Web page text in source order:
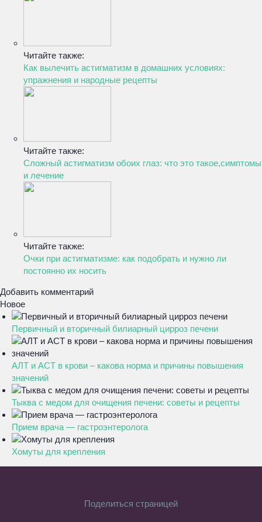
Читайте также:
Как вылечить астигматизм в домашних условиях:
упражнения и народные рецепты
Читайте также:
Сложный астигматизм обоих глаз: что это такое,симптомы
и лечение
Читайте также:
Очки при астигматизме: как подобрать и нужно ли
постоянно их носить
Добавить комментарий
Новое
Первичный и вторичный билиарный цирроз печени
АЛТ и АСТ в крови – какова норма и причины повышения
значений
Тыква с медом для очищения печени: советы и рецепты
Прием врача — гастроэнтеролога
Хомуты для крепления
Поделиться страницей